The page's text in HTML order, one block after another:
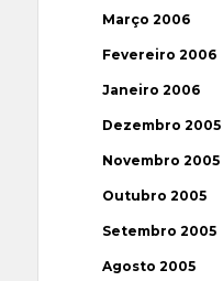
Março 2006
Fevereiro 2006
Janeiro 2006
Dezembro 2005
Novembro 2005
Outubro 2005
Setembro 2005
Agosto 2005